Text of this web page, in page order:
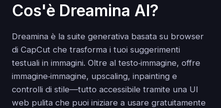
Cos'è Dreamina AI?
Dreamina è la suite generativa basata su browser
di CapCut che trasforma i tuoi suggerimenti
testuali in immagini. Oltre al testo‑immagine, offre
immagine‑immagine, upscaling, inpainting e
controlli di stile—tutto accessibile tramite una UI
web pulita che puoi iniziare a usare gratuitamente